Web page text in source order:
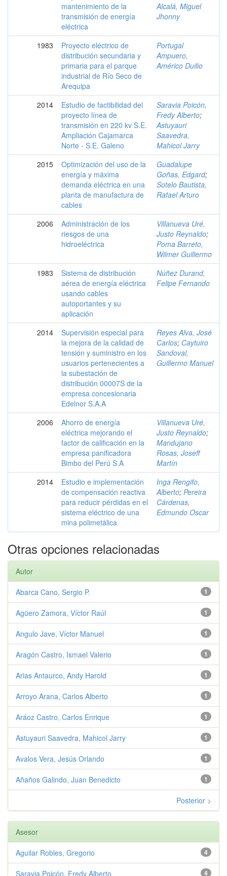
mantenimiento de la
transmisión de energía
eléctrica
Alcalá, Miguel
Jhonny
1983
Proyecto eléctrico de
distribución secundaria y
primaria para el parque
industrial de Río Seco de
Arequipa
Portugal
Ampuero,
Américo Duilio
2014
Estudio de factibilidad del
proyecto línea de
transmisión en 220 kv S.E.
Ampliación Cajamarca
Norte - S.E. Galeno
Saravia Poicón,
Fredy Alberto;
Astuyauri
Saavedra,
Mahicol Jarry
2015
Optimización del uso de la
energía y máxima
demanda eléctrica en una
planta de manufactura de
cables
Guadalupe
Goñas, Edgard;
Sotelo Bautista,
Rafael Arturo
2006
Administración de los
riesgos de una
hidroeléctrica
Villanueva Uré,
Justo Reynaldo;
Poma Barreto,
Wilmer Guillermo
1983
Sistema de distribución
aérea de energía eléctrica
usando cables
autoportantes y su
aplicación
Núñez Durand,
Felipe Fernando
2014
Supervisión especial para
la mejora de la calidad de
tensión y suministro en los
usuarios pertenecientes a
la subestación de
distribución 00007S de la
empresa concesionaria
Edelnor S.A.A
Reyes Alva, José
Carlos; Caytuiro
Sandoval,
Guillermo Manuel
2006
Ahorro de energía
eléctrica mejorando el
factor de calificación en la
empresa panificadora
Bimbo del Perú S.A
Villanueva Uré,
Justo Reynaldo;
Mandujano
Rosas, Joseff
Martín
2014
Estudio e implementación
de compensación reactiva
para reducir pérdidas en el
sistema eléctrico de una
mina polimetálica
Inga Rengifo,
Alberto; Pereira
Cárdenas,
Edmundo Oscar
Otras opciones relacionadas
Autor
1
Abarca Cano, Sergio P.
1
Agüero Zamora, Víctor Raúl
1
Angulo Jave, Víctor Manuel
1
Aragón Castro, Ismael Valerio
1
Arias Antaurco, Andy Harold
1
Arroyo Arana, Carlos Alberto
1
Aráoz Castro, Carlos Enrique
1
Astuyauri Saavedra, Mahicol Jarry
1
Avalos Vera, Jesús Orlando
1
Añaños Galindo, Juan Benedicto
Posterior >
Asesor
4
Aguilar Robles, Gregorio
4
Saravia Poicón, Fredy Alberto